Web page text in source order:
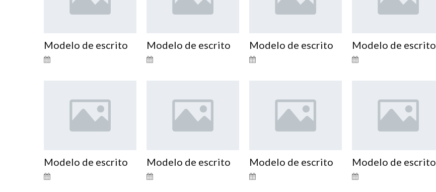
Modelo de escrito Modelo de escrito Modelo de escrito Modelo de escrito
Modelo de escrito Modelo de escrito Modelo de escrito Modelo de escrito